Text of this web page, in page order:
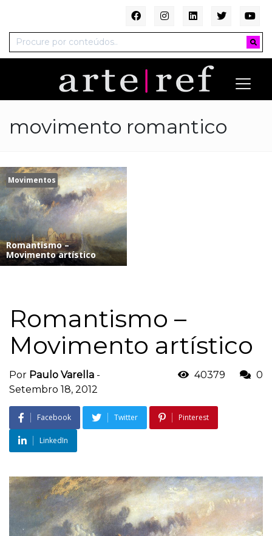
movimento romantico
Movimentos
Romantismo –
Movimento artístico
Romantismo –
Movimento artístico
Por Paulo Varella -
Setembro 18, 2012
40379 0
Facebook Twitter Pinterest
LinkedIn